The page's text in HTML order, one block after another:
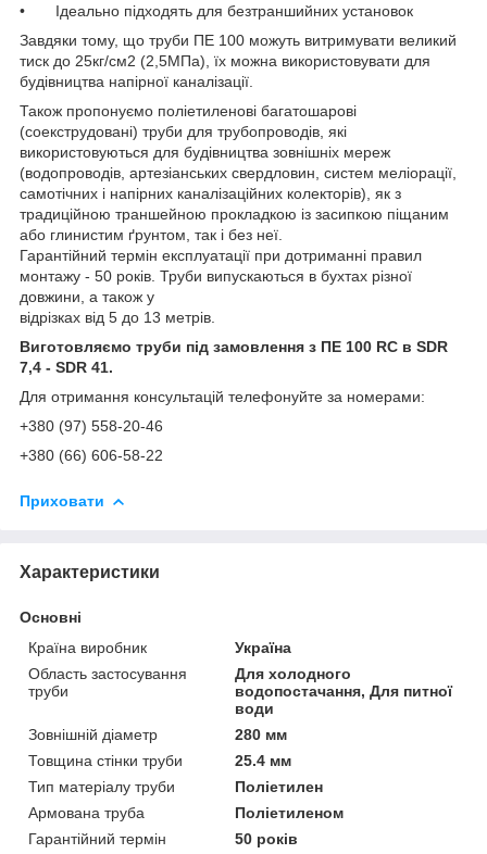
• Ідеально підходять для безтраншийних установок
Завдяки тому, що труби ПЕ 100 можуть витримувати великий
тиск до 25кг/см2 (2,5МПа), їх можна використовувати для
будівництва напірної каналізації.
Також пропонуємо поліетиленові багатошарові
(соекструдовані) труби для трубопроводів, які
використовуються для будівництва зовнішніх мереж
(водопроводів, артезіанських свердловин, систем меліорації,
самотічних і напірних каналізаційних колекторів), як з
традиційною траншейною прокладкою із засипкою піщаним
або глинистим ґрунтом, так і без неї.
Гарантійний термін експлуатації при дотриманні правил
монтажу - 50 років. Труби випускаються в бухтах різної
довжини, а також у
відрізках від 5 до 13 метрів.
Виготовляємо труби під замовлення з ПE 100 RC в SDR
7,4 - SDR 41.
Для отримання консультацій телефонуйте за номерами:
+380 (97) 558-20-46
+380 (66) 606-58-22
Приховати
Характеристики
Основні
Країна виробник
Україна
Область застосування
труби
Для холодного
водопостачання, Для питної
води
Зовнішній діаметр
280 мм
Товщина стінки труби
25.4 мм
Тип матеріалу труби
Поліетилен
Армована труба
Поліетиленом
Гарантійний термін
50 років